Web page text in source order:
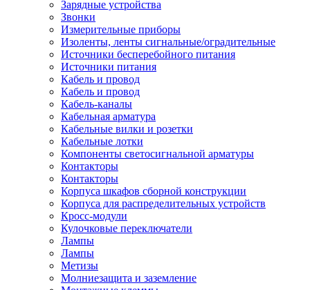
Зарядные устройства
Звонки
Измерительные приборы
Изоленты, ленты сигнальные/оградительные
Источники бесперебойного питания
Источники питания
Кабель и провод
Кабель и провод
Кабель-каналы
Кабельная арматура
Кабельные вилки и розетки
Кабельные лотки
Компоненты светосигнальной арматуры
Контакторы
Контакторы
Корпуса шкафов сборной конструкции
Корпуса для распределительных устройств
Кросс-модули
Кулочковые переключатели
Лампы
Лампы
Метизы
Молниезащита и заземление